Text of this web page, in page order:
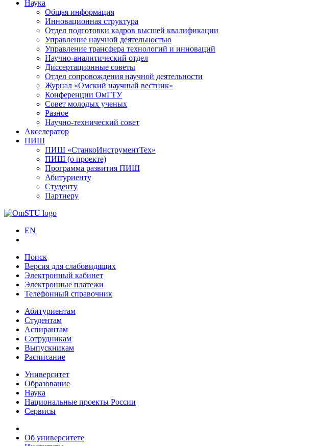
Наука
Общая информация
Инновационная структура
Отдел подготовки кадров высшей квалификации
Управление научной деятельностью
Управление трансфера технологий и инноваций
Научно-аналитический отдел
Диссертационные советы
Отдел сопровождения научной деятельности
Журнал «Омский научный вестник»
Конференции ОмГТУ
Совет молодых ученых
Разное
Научно-технический совет
Акселератор
ПИШ
ПИШ «СтанкоИнструментТех»
ПИШ (о проекте)
Программа развития ПИШ
Абитуриенту
Студенту
Партнеру
EN
Поиск
Версия для слабовидящих
Электронный кабинет
Электронные платежи
Телефонный справочник
Абитуриентам
Студентам
Аспирантам
Сотрудникам
Выпускникам
Расписание
Университет
Образование
Наука
Национальные проекты России
Сервисы
Об университете